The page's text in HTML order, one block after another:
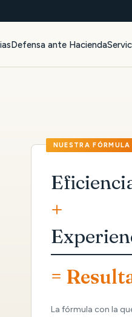
Defensa ante Hacienda
+
=
La fórmula con la